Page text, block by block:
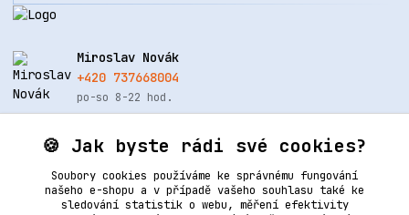
Miroslav Novák
+420 737668004
po-so 8-22 hod.
info@renovacekuze.cz
🍪 Jak byste rádi své cookies?
Soubory cookies používáme ke správnému fungování
našeho e-shopu a v případě vašeho souhlasu také ke
sledování statistik o webu, měření efektivity